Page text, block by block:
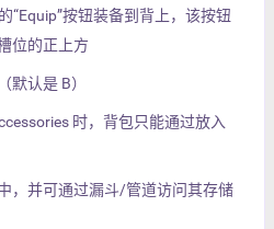
“Equip”按钮装备到背上，该按钮
位的正上方
默认是 B）
时，背包只能通过放入
，并可通过漏斗/管道访问其存储